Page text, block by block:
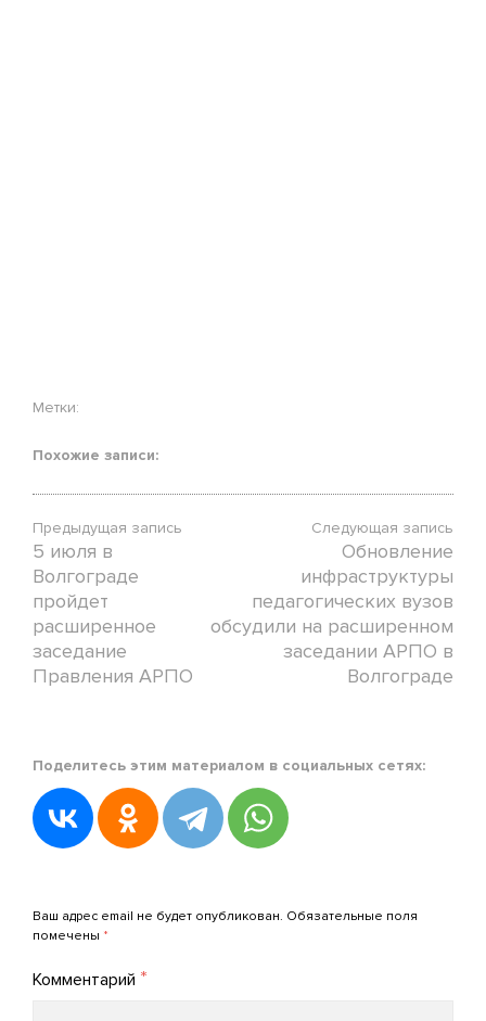
Метки:
Похожие записи:
Предыдущая запись
5 июля в
Волгограде
пройдет
расширенное
заседание
Правления АРПО
Следующая запись
Обновление
инфраструктуры
педагогических вузов
обсудили на расширенном
заседании АРПО в
Волгограде
in
ВИДЕОХРОНИКА
Posted
on
admin_arpo
Поделитесь этим материалом в социальных сетях:
Ваш адрес email не будет опубликован. Обязательные поля
помечены *
Комментарий *